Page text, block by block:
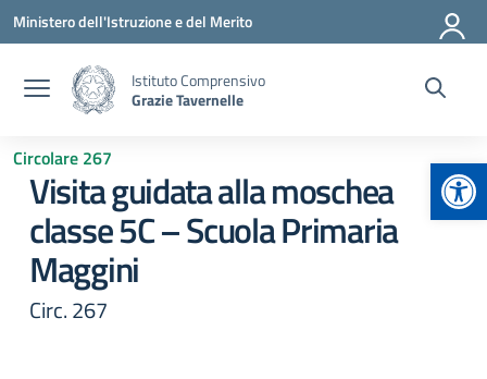
Vai ai contenuti
Vai al menu di navigazione
Vai al footer
Ministero dell'Istruzione e del Merito
Istituto Comprensivo
Grazie Tavernelle
Circolare 267
Visita guidata alla moschea
classe 5C – Scuola Primaria
Maggini
Circ. 267